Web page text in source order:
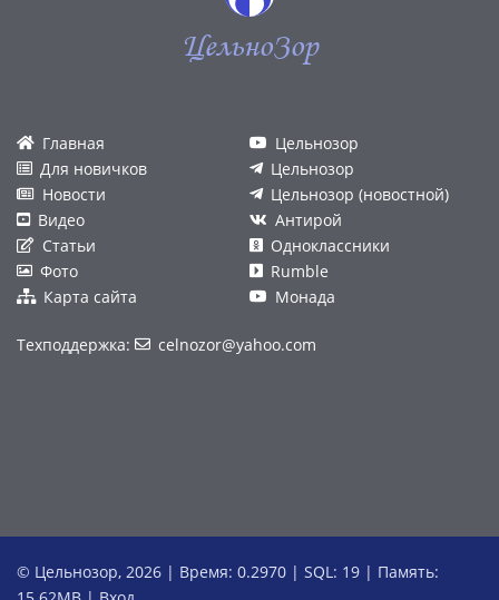
ЦельноЗор
Главная
Для новичков
Новости
Видео
Статьи
Фото
Карта сайта
Цельнозор
Цельнозор
Цельнозор (новостной)
Антирой
Одноклассники
Rumble
Монада
Техподдержка: celnozor@yahoo.com
© Цельнозор, 2026 | Время: 0.2970 | SQL: 19 | Память: